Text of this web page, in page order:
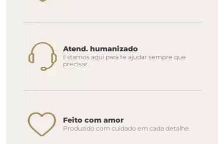
Atend. humanizado
Estamos aqui para te ajudar sempre que
precisar.
Feito com amor
Produzido com cuidado em cada detalhe.